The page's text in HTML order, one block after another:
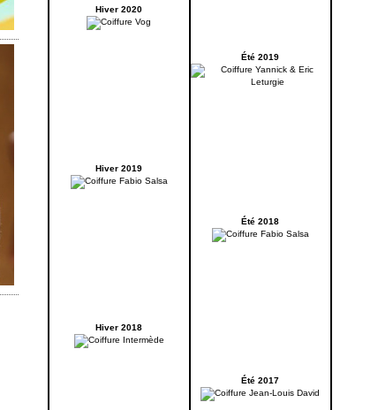
Hiver 2020
Hiver 2019
Hiver 2018
Été 2019
Été 2018
Été 2017